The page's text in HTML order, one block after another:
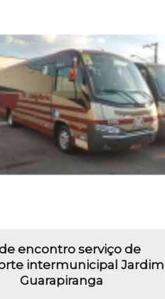
encontro serviço de
intermunicipal Jardim
Guarapiranga